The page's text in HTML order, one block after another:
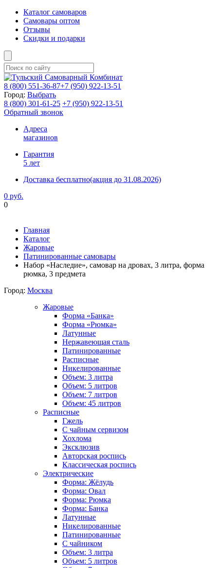
Каталог самоваров
Самовары оптом
Отзывы
Скидки и подарки
8 (800) 551-36-87+7 (950) 922-13-51
Город: Выбрать
8 (800) 301-61-25 +7 (950) 922-13-51
Обратный звонок
Адреса
магазинов
Гарантия
5 лет
Доставка бесплатно(акция до 31.08.2026)
0 руб.
0
Главная
Каталог
Жаровые
Патинированные самовары
Набор «Наследие», самовар на дровах, 3 литра, форма
рюмка, 3 предмета
Город: Москва
Жаровые
Форма «Банка»
Форма «Рюмка»
Латунные
Нержавеющая сталь
Патинированные
Расписные
Никелированные
Объем: 3 литра
Объем: 5 литров
Объем: 7 литров
Объем: 45 литров
Расписные
Гжель
С чайным сервизом
Хохлома
Эксклюзив
Авторская роспись
Классическая роспись
Электрические
Форма: Жёлудь
Форма: Овал
Форма: Рюмка
Форма: Банка
Латунные
Никелированные
Патинированные
С чайником
Объем: 3 литра
Объем: 5 литров